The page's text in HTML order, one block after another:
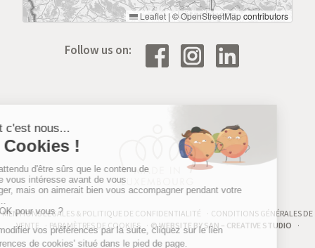
Leaflet | ©OpenStreetMapcontributors
Follow us on:
MENTIONS LÉGALES & POLITIQUE DE CONFIDENTIALITÉ
CONDITIONS GÉNÉRALES DE
VENTE
PARAMÈTRES DE COOKIES © WEBSITE BY SAN – CREATIVE STUDIO